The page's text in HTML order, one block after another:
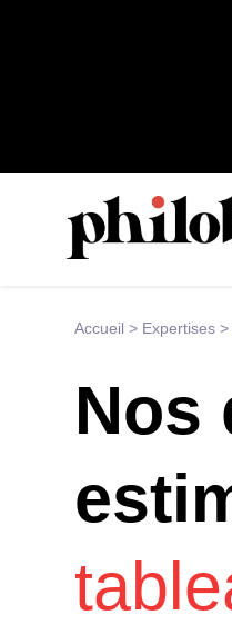
Accueil > Expertises >
Nos